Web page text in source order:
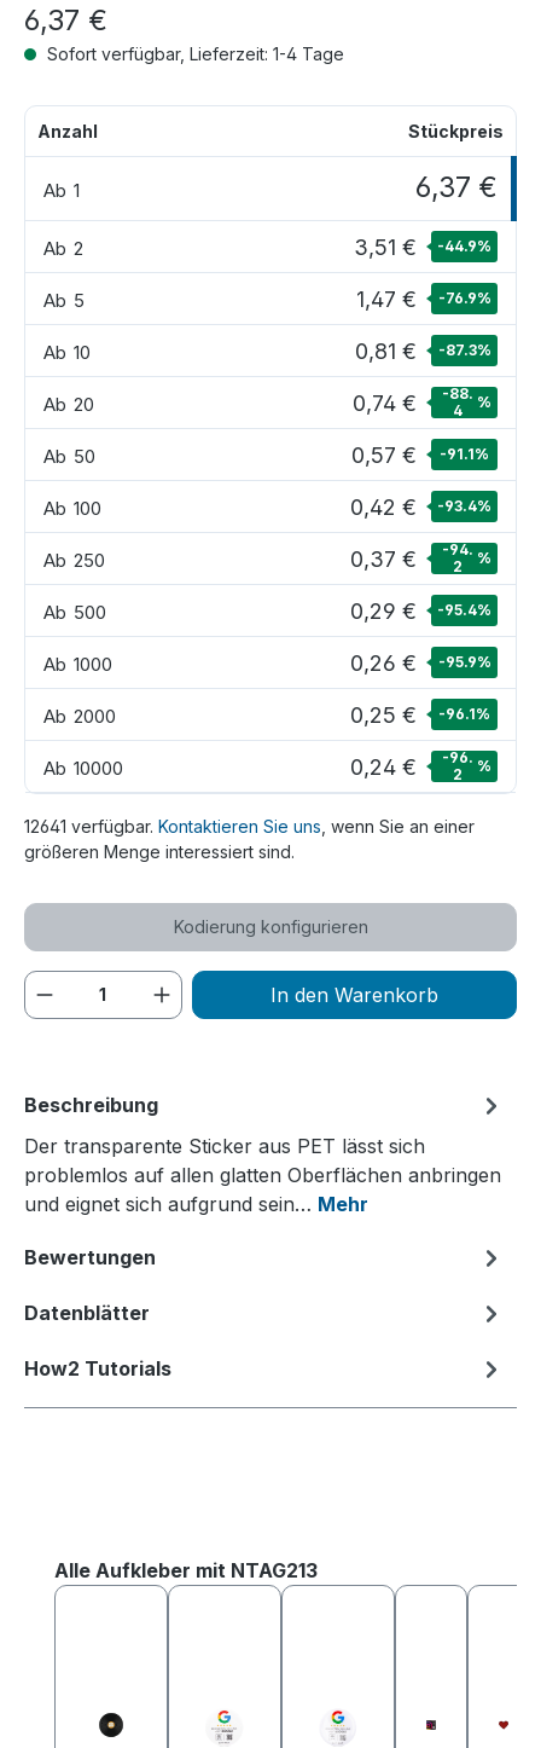
6,37 €
Sofort verfügbar, Lieferzeit: 1-4 Tage
Anzahl Stückpreis
Ab 1 6,37 €
Ab 2 3,51 € -44.9%
Ab 5 1,47 € -76.9%
Ab 10 0,81 € -87.3%
Ab 20 0,74 €
-88.
4
%
Ab 50 0,57 € -91.1%
Ab 100 0,42 € -93.4%
Ab 250 0,37 €
-94.
2
%
Ab 500 0,29 € -95.4%
Ab 1000 0,26 € -95.9%
Ab 2000 0,25 € -96.1%
Ab 10000 0,24 €
-96.
2
%
12641 verfügbar. Kontaktieren Sie uns , wenn Sie an einer
größeren Menge interessiert sind.
Kodierung konfigurieren
Produkt Anzahl: Gib den gewünschten
In den Warenkorb
Beschreibung
Der transparente Sticker aus PET lässt sich
problemlos auf allen glatten Oberflächen anbringen
und eignet sich aufgrund sein… Mehr
Bewertungen
Datenblätter
How2 Tutorials
Produktgalerie überspringen
Alle Aufkleber mit NTAG213